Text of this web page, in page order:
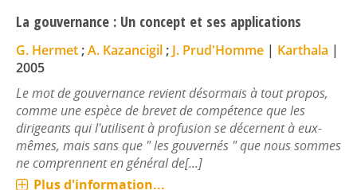
La gouvernance : Un concept et ses applications
G. Hermet ;A. Kazancigil ; J. Prud'Homme | Karthala |
2005
Le mot de gouvernance revient désormais à tout propos,
comme une espèce de brevet de compétence que les
dirigeants qui l'utilisent à profusion se décernent à eux-
mêmes, mais sans que " les gouvernés " que nous sommes
ne comprennent en général de[...]
Plus d'information...